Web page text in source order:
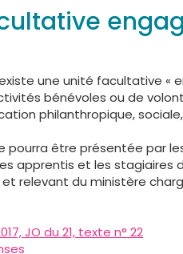
existe une unité facultative
bénévoles ou de
philanthropique,
être présentée par
apprentis et les
relevant du ministère
JO du 21, texte n° 22